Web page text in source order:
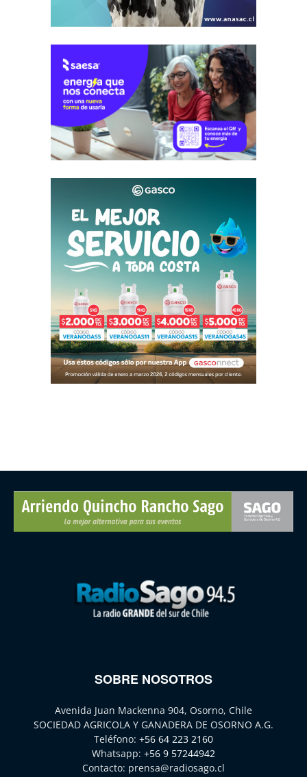
SOBRE NOSOTROS
Avenida Juan Mackenna 904, Osorno, Chile
SOCIEDAD AGRICOLA Y GANADERA DE OSORNO A.G.
Teléfono: +56 64 223 2160
Whatsapp: +56 9 57244942
Contacto: prensa@radiosago.cl